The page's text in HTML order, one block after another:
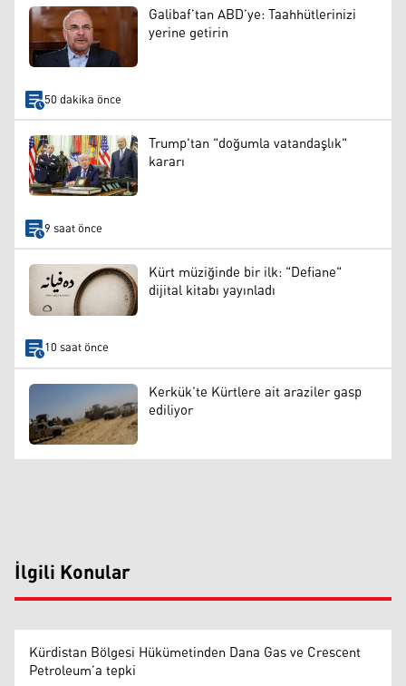
Galibaf’tan ABD’ye: Taahhütlerinizi
yerine getirin
50 dakika önce
Trump'tan "doğumla vatandaşlık"
kararı
9 saat önce
Kürt müziğinde bir ilk: "Defiane"
dijital kitabı yayınladı
10 saat önce
Kerkük’te Kürtlere ait araziler gasp
ediliyor
İlgili Konular
Kürdistan Bölgesi Hükümetinden Dana Gas ve Crescent
Petroleum’a tepki